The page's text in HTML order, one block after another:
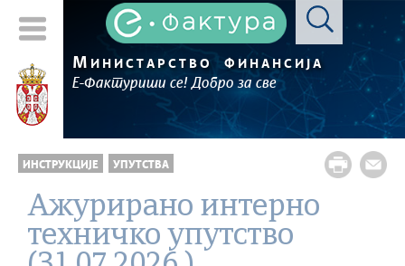
М ИНИСТАРСТВО ФИНАНСИЈА
Е-Фактуриши се! Добро за све
ИНСТРУКЦИЈЕ УПУТСТВА
Ажурирано интерно
техничко упутство